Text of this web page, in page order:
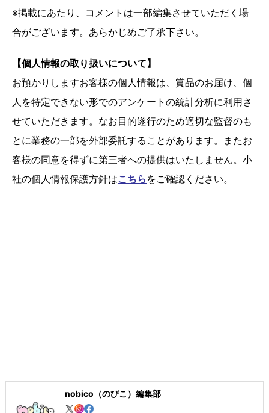
※掲載にあたり、コメントは一部編集させていただく場
合がございます。あらかじめご了承下さい。
【個人情報の取り扱いについて】
お預かりしますお客様の個人情報は、賞品のお届け、個
人を特定できない形でのアンケートの統計分析に利用さ
せていただきます。なお目的遂行のため適切な監督のも
とに業務の一部を外部委託することがあります。またお
客様の同意を得ずに第三者への提供はいたしません。小
社の個人情報保護方針はこちら をご確認ください。
nobico（のびこ）編集部